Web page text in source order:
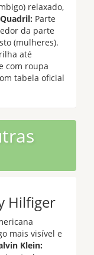
relaxado,
Quadril: Parte
da parte
(mulheres).
até
com roupa
tabela oficial
Hilfiger
mais visível e
Klein: